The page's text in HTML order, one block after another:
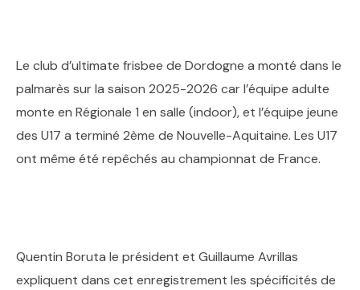
Le club d’ultimate frisbee de Dordogne a monté dans le
palmarès sur la saison 2025-2026 car l’équipe adulte
monte en Régionale 1 en salle (indoor), et l’équipe jeune
des U17 a terminé 2ème de Nouvelle-Aquitaine. Les U17
ont même été repêchés au championnat de France.
Quentin Boruta le président et Guillaume Avrillas
expliquent dans cet enregistrement les spécificités de